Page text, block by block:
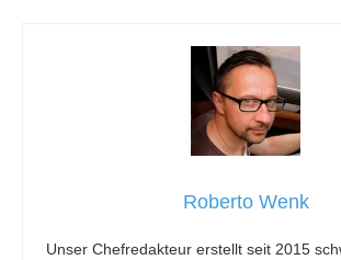
Roberto Wenk
Unser Chefredakteur erstellt seit 2015